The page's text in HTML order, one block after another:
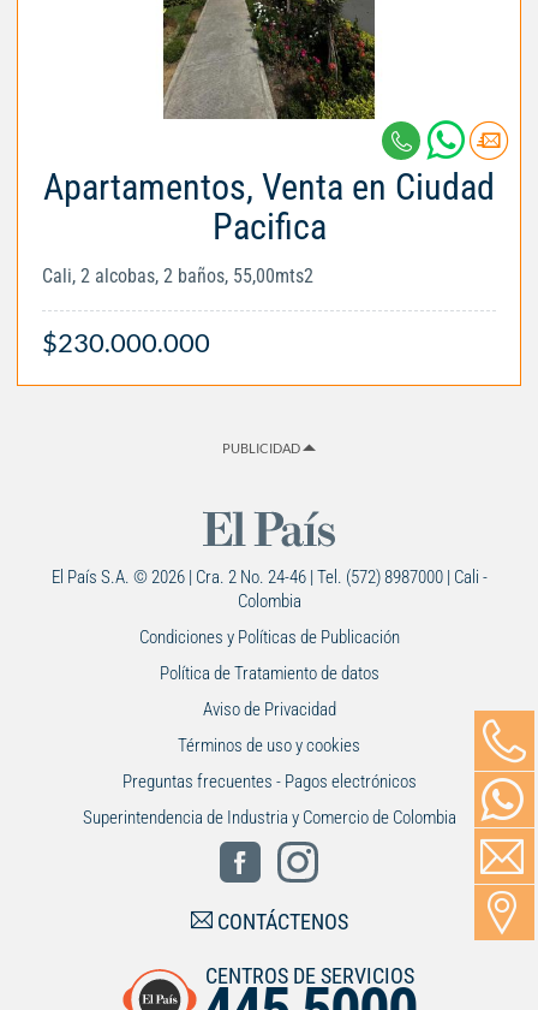
Apartamentos, Venta en Ciudad
Pacifica
Cali, 2 alcobas, 2 baños, 55,00mts2
$230.000.000
PUBLICIDAD
El País S.A. © 2026 | Cra. 2 No. 24-46 | Tel. (572) 8987000 | Cali -
Colombia
Condiciones y Políticas de Publicación
Política de Tratamiento de datos
Aviso de Privacidad
Términos de uso y cookies
Preguntas frecuentes - Pagos electrónicos
Superintendencia de Industria y Comercio de Colombia
CONTÁCTENOS
CENTROS DE SERVICIOS